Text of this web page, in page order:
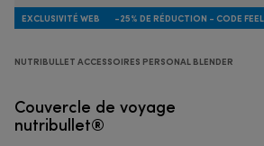
EXCLUSIVITÉ WEB -25% DE RÉDUCTION - CODE
NUTRIBULLET ACCESSOIRES PERSONAL BLENDER
Couvercle de voyage
nutribullet®